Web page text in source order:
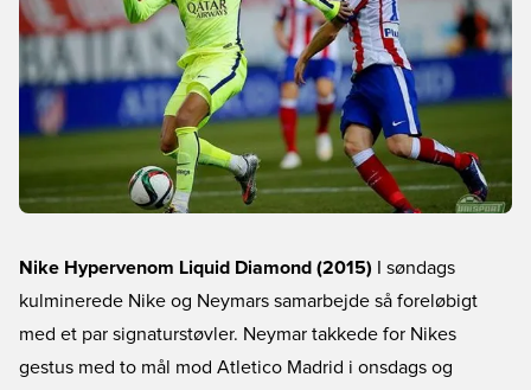
Nike Hypervenom Liquid Diamond (2015) I søndags
kulminerede Nike og Neymars samarbejde så foreløbigt
med et par signaturstøvler. Neymar takkede for Nikes
gestus med to mål mod Atletico Madrid i onsdags og